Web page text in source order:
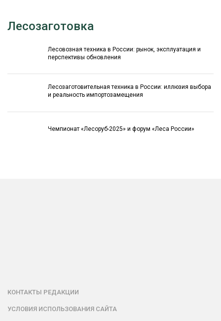
Лесозаготовка
Лесовозная техника в России: рынок, эксплуатация и
перспективы обновления
Лесозаготовительная техника в России: иллюзия выбора
и реальность импортозамещения
Чемпионат «Лесоруб-2025» и форум «Леса России»
КОНТАКТЫ РЕДАКЦИИ
УСЛОВИЯ ИСПОЛЬЗОВАНИЯ САЙТА